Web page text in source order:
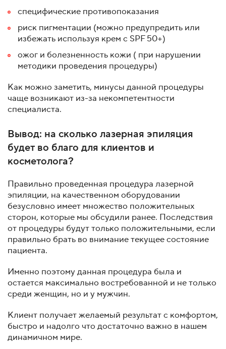
специфические противопоказания
риск пигментации (можно предупредить или
избежать используя крем с SPF 50+)
ожог и болезненность кожи ( при нарушении
методики проведения процедуры)
Как можно заметить, минусы данной процедуры
чаще возникают из-за некомпетентности
специалиста.
Вывод: на сколько лазерная эпиляция
будет во благо для клиентов и
косметолога?
Правильно проведенная процедура лазерной
эпиляции, на качественном оборудовании
безусловно имеет множество положительных
сторон, которые мы обсудили ранее. Последствия
от процедуры будут только положительными, если
правильно брать во внимание текущее состояние
пациента.
Именно поэтому данная процедура была и
остается максимально востребованной и не только
среди женщин, но и у мужчин.
Клиент получает желаемый результат с комфортом,
быстро и надолго что достаточно важно в нашем
динамичном мире.